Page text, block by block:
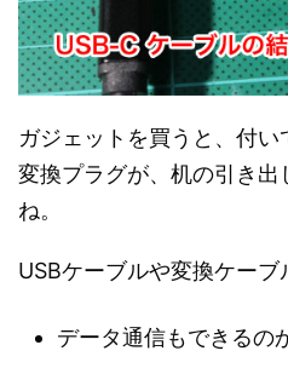
ガジェットを買うと、付
変換プラグが、机の引き出
ね。
USBケーブルや変換ケーブ
データ通信もできるの